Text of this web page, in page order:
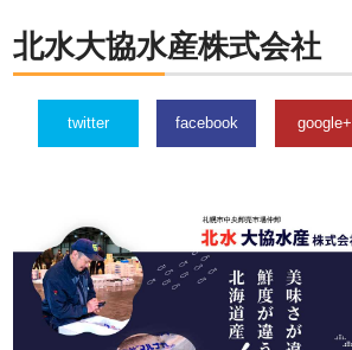
北水大協水産株式会社
twitter facebook google+